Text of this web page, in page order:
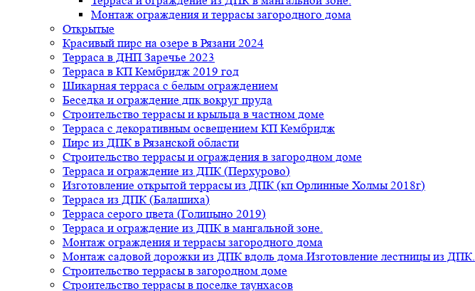
Монтаж ограждения и террасы загородного дома
Открытые
Красивый пирс на озере в Рязани 2024
Терраса в ДНП Заречье 2023
Терраса в КП Кембридж 2019 год
Шикарная терраса с белым ограждением
Беседка и ограждение дпк вокруг пруда
Строительство террасы и крыльца в частном доме
Терраса с декоративным освещением КП Кембридж
Пирс из ДПК в Рязанской области
Строительство террасы и ограждения в загородном доме
Терраса и ограждение из ДПК (Перхурово)
Изготовление открытой террасы из ДПК (кп Орлинные Холмы 2018г)
Терраса из ДПК (Балашиха)
Терраса серого цвета (Голицыно 2019)
Терраса и ограждение из ДПК в мангальной зоне.
Монтаж ограждения и террасы загородного дома
Монтаж садовой дорожки из ДПК вдоль дома.Изготовление лестницы из ДПК.
Строительство террасы в загородном доме
Строительство террасы в поселке таунхасов